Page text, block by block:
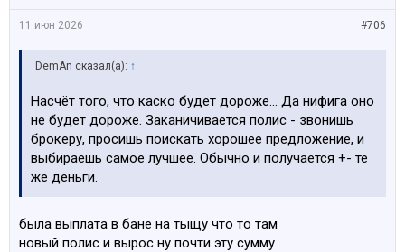
#706
11 июн 2026
DemAn сказал(а): ↑
Насчёт того, что каско будет дороже... Да нифига оно
не будет дороже. Заканичивается полис - звонишь
брокеру, просишь поискать хорошее предложение, и
выбираешь самое лучшее. Обычно и получается +- те
же деньги.
была выплата в бане на тыщу что то там
новый полис и вырос ну почти эту сумму